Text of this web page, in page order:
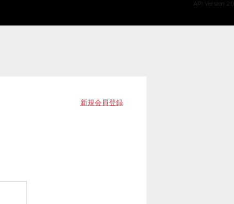
API Version 2.0
新規会員登録